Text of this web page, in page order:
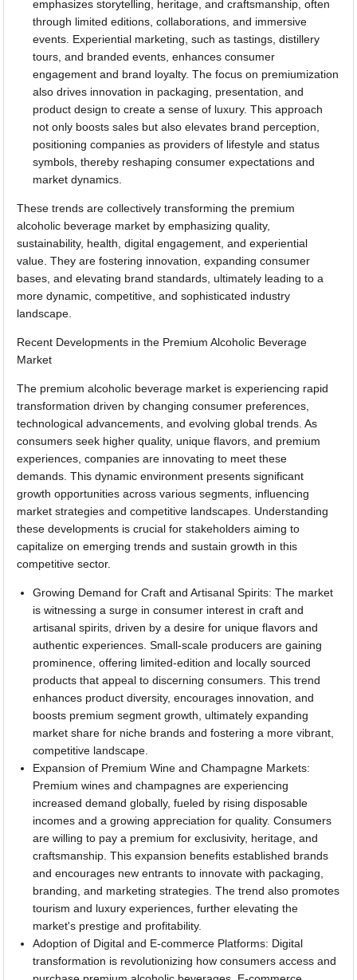
emphasizes storytelling, heritage, and craftsmanship, often
through limited editions, collaborations, and immersive
events. Experiential marketing, such as tastings, distillery
tours, and branded events, enhances consumer
engagement and brand loyalty. The focus on premiumization
also drives innovation in packaging, presentation, and
product design to create a sense of luxury. This approach
not only boosts sales but also elevates brand perception,
positioning companies as providers of lifestyle and status
symbols, thereby reshaping consumer expectations and
market dynamics.
These trends are collectively transforming the premium
alcoholic beverage market by emphasizing quality,
sustainability, health, digital engagement, and experiential
value. They are fostering innovation, expanding consumer
bases, and elevating brand standards, ultimately leading to a
more dynamic, competitive, and sophisticated industry
landscape.
Recent Developments in the Premium Alcoholic Beverage
Market
The premium alcoholic beverage market is experiencing rapid
transformation driven by changing consumer preferences,
technological advancements, and evolving global trends. As
consumers seek higher quality, unique flavors, and premium
experiences, companies are innovating to meet these
demands. This dynamic environment presents significant
growth opportunities across various segments, influencing
market strategies and competitive landscapes. Understanding
these developments is crucial for stakeholders aiming to
capitalize on emerging trends and sustain growth in this
competitive sector.
Growing Demand for Craft and Artisanal Spirits: The market
is witnessing a surge in consumer interest in craft and
artisanal spirits, driven by a desire for unique flavors and
authentic experiences. Small-scale producers are gaining
prominence, offering limited-edition and locally sourced
products that appeal to discerning consumers. This trend
enhances product diversity, encourages innovation, and
boosts premium segment growth, ultimately expanding
market share for niche brands and fostering a more vibrant,
competitive landscape.
Expansion of Premium Wine and Champagne Markets:
Premium wines and champagnes are experiencing
increased demand globally, fueled by rising disposable
incomes and a growing appreciation for quality. Consumers
are willing to pay a premium for exclusivity, heritage, and
craftsmanship. This expansion benefits established brands
and encourages new entrants to innovate with packaging,
branding, and marketing strategies. The trend also promotes
tourism and luxury experiences, further elevating the
market's prestige and profitability.
Adoption of Digital and E-commerce Platforms: Digital
transformation is revolutionizing how consumers access and